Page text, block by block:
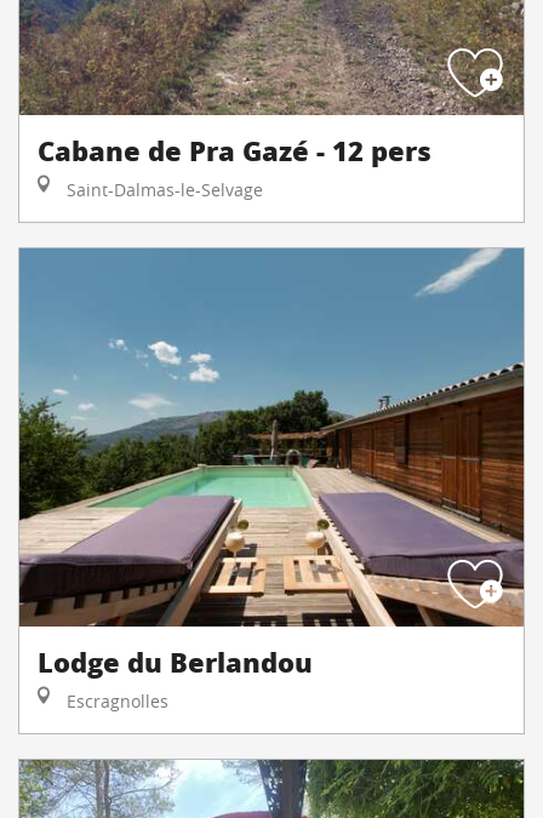
Cabane de Pra Gazé - 12 pers
Saint-Dalmas-le-Selvage
Lodge du Berlandou
Escragnolles